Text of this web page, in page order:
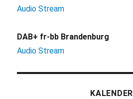
Audio Stream
DAB+ fr-bb Brandenburg
Audio Stream
KALENDER